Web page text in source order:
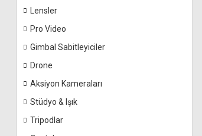
Lensler
Pro Video
Gimbal Sabitleyiciler
Drone
Aksiyon Kameraları
Stüdyo & Işık
Tripodlar